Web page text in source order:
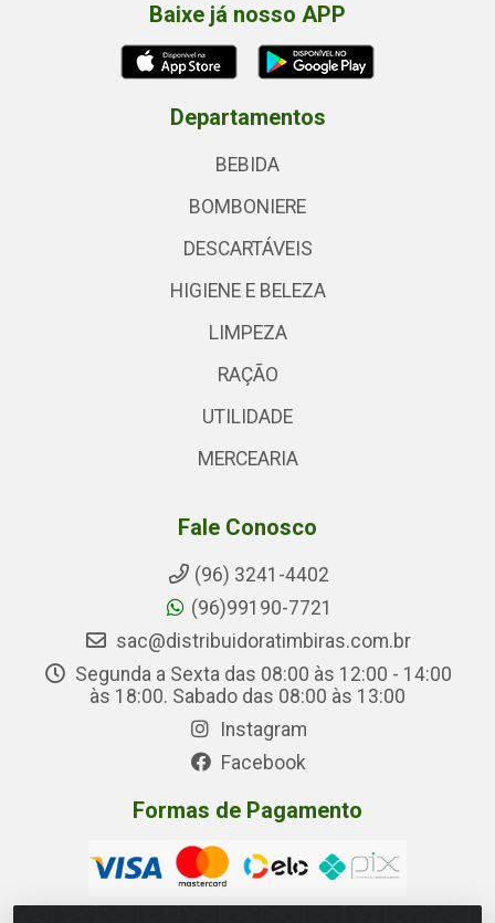
Baixe já nosso APP
Departamentos
BEBIDA
BOMBONIERE
DESCARTÁVEIS
HIGIENE E BELEZA
LIMPEZA
RAÇÃO
UTILIDADE
MERCEARIA
Fale Conosco
(96) 3241-4402
(96)99190-7721
sac@distribuidoratimbiras.com.br
Segunda a Sexta das 08:00 às 12:00 - 14:00
às 18:00. Sabado das 08:00 às 13:00
Instagram
Facebook
Formas de Pagamento